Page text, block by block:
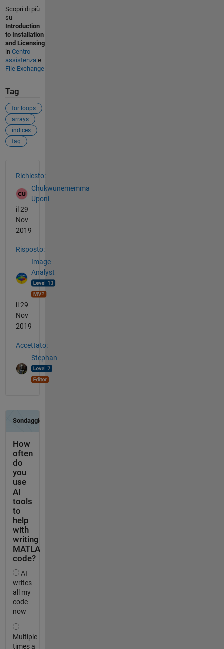
Scopri di più
su
Introduction
to Installation
and Licensing
in Centro
assistenza e
File Exchange
Tag
for loops
arrays
indices
faq
Richiesto:
Chukwunememma
Uponi
il 29
Nov
2019
Risposto:
Image
Analyst
il 29
Nov
2019
Accettato:
Stephan